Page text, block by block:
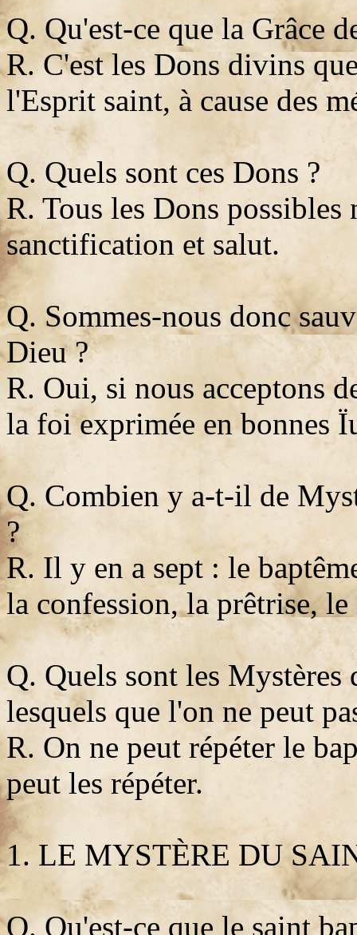
Q. Qu'est-ce que la Grâce
R. C'est les Dons divins
l'Esprit saint, à cause des
Q. Quels sont ces Dons ?
R. Tous les Dons possibles
sanctification et salut.
Q. Sommes-nous donc
Dieu ?
R. Oui, si nous acceptons
la foi exprimée en bonnes
Q. Combien y a-t-il de
?
R. Il y en a sept : le
la confession, la prêtrise,
Q. Quels sont les Mystères
lesquels que l'on ne peut
R. On ne peut répéter le
peut les répéter.
1. LE MYSTÈRE DU
Q. Qu'est-ce que le saint